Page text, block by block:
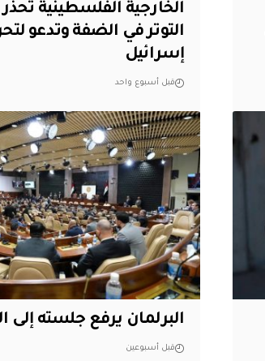
الخارجية الفلسطينية
التوتر في الضفة وتدعو
إسرائيل
قبل أسبوع واحد
البرلمان يرفع جلسته إلى
قبل أسبوعين